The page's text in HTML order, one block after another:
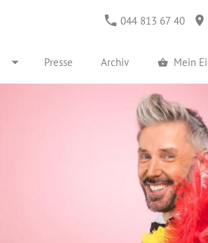
044 813 67 40
Presse Archiv Mein